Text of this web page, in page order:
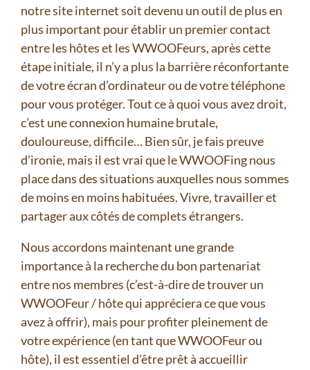
notre site internet soit devenu un outil de plus en
plus important pour établir un premier contact
entre les hôtes et les WWOOFeurs, après cette
étape initiale, il n’y a plus la barrière réconfortante
de votre écran d’ordinateur ou de votre téléphone
pour vous protéger. Tout ce à quoi vous avez droit,
c’est une connexion humaine brutale,
douloureuse, difficile… Bien sûr, je fais preuve
d’ironie, mais il est vrai que le WWOOFing nous
place dans des situations auxquelles nous sommes
de moins en moins habituées. Vivre, travailler et
partager aux côtés de complets étrangers.
Nous accordons maintenant une grande
importance à la recherche du bon partenariat
entre nos membres (c’est-à-dire de trouver un
WWOOFeur / hôte qui appréciera ce que vous
avez à offrir), mais pour profiter pleinement de
votre expérience (en tant que WWOOFeur ou
hôte), il est essentiel d’être prêt à accueillir